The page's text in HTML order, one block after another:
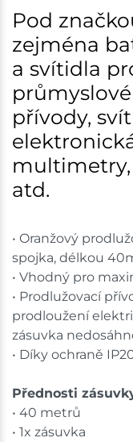
Skladem na
Skladové
Ceny na
shopu.
Pod
zejména
a svítidla
přívody,
multimetry,
atd.
• Oranžový
spojka, délkou
• Vhodný pro
• Prodlužovací
prodloužení
zásuvka
• Díky ochraně
Přednosti
• 40 metrů
• 1x zásuvka